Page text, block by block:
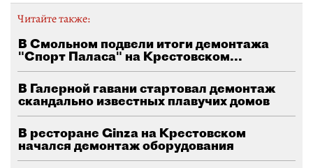
Читайте также:
В Смольном подвели итоги демонтажа
"Спорт Паласа" на Крестовском...
В Галерной гавани стартовал демонтаж
скандально известных плавучих домов
В ресторане Ginza на Крестовском
начался демонтаж оборудования